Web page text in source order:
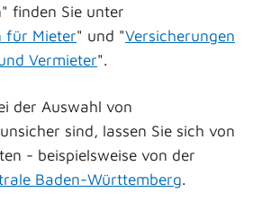
finden Sie unter
für Mieter" und "Versicherungen
Vermieter".
der Auswahl von
sind, lassen Sie sich von
- beispielsweise von der
Baden-Württemberg.